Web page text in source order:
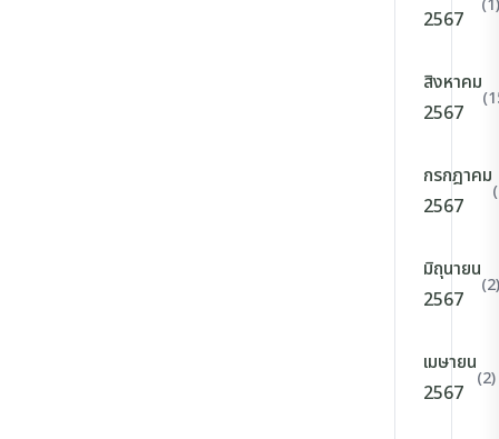
2567
สิงหาคม
2567
กรกฎาคม
2567
มิถุนายน
2567
(2)
เมษายน
2567
(2)